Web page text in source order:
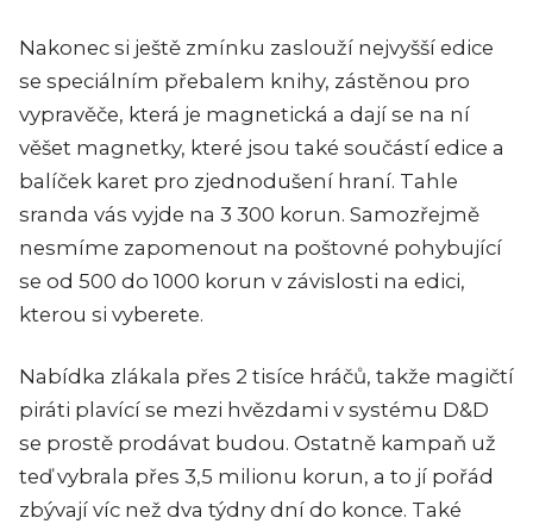
Nakonec si ještě zmínku zaslouží nejvyšší edice
se speciálním přebalem knihy, zástěnou pro
vypravěče, která je magnetická a dají se na ní
věšet magnetky, které jsou také součástí edice a
balíček karet pro zjednodušení hraní. Tahle
sranda vás vyjde na 3 300 korun. Samozřejmě
nesmíme zapomenout na poštovné pohybující
se od 500 do 1000 korun v závislosti na edici,
kterou si vyberete.
Nabídka zlákala přes 2 tisíce hráčů, takže magičtí
piráti plavící se mezi hvězdami v systému D&D
se prostě prodávat budou. Ostatně kampaň už
teď vybrala přes 3,5 milionu korun, a to jí pořád
zbývají víc než dva týdny dní do konce. Také